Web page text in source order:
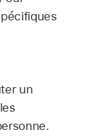
un